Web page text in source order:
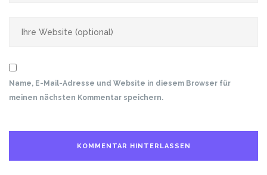
Name, E-Mail-Adresse und Website in diesem Browser für
meinen nächsten Kommentar speichern.